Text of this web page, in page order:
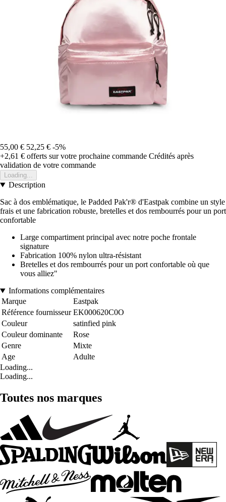
55,00 € 52,25 € -5%
+2,61 € offerts sur votre prochaine commande Crédités après
validation de votre commande
Loading...
Description
Sac à dos emblématique, le Padded Pak'r® d'Eastpak combine un style
frais et une fabrication robuste, bretelles et dos rembourrés pour un port
confortable
Large compartiment principal avec notre poche frontale
signature
Fabrication 100% nylon ultra-résistant
Bretelles et dos rembourrés pour un port confortable où que
vous alliez"
Informations complémentaires
Marque
Eastpak
Référence fournisseur EK000620C0O
Couleur
satinfied pink
Couleur dominante
Rose
Genre
Mixte
Age
Adulte
Loading...
Loading...
Toutes nos marques